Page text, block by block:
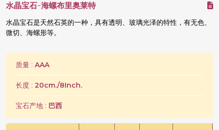
水晶宝石-海螺布里奥莱特
水晶宝石是天然石英的一种，具有透明、玻璃光泽的特性，有无色、
微切、海螺形等。
质量 : AAA
长度 : 20cm./8Inch.
宝石产地 : 巴西